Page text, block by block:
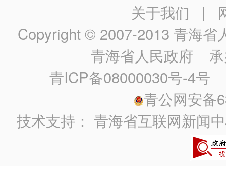
关于我们 |
Copyright © 2007-2013 青海省
青海省人民政府 承
青ICP备08000030号-4号
青公网安备
技术支持：青海省互联网新闻